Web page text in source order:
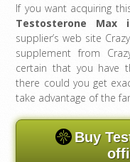
If you want acquiring
Testosterone Max
supplier’s web site
supplement from
certain that you have
there could you get
take advantage of the
Buy